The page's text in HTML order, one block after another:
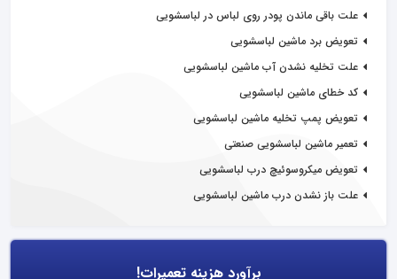
علت باقی ماندن پودر روی لباس در لباسشویی
تعویض برد ماشین لباسشویی
علت تخلیه نشدن آب ماشین لباسشویی
کد خطای ماشین لباسشویی
تعویض پمپ تخلیه ماشین لباسشویی
تعمیر ماشین لباسشویی صنعتی
تعویض میکروسوئیچ درب لباسشویی
علت باز نشدن درب ماشین لباسشویی
برآورد هزینه تعمیرات!